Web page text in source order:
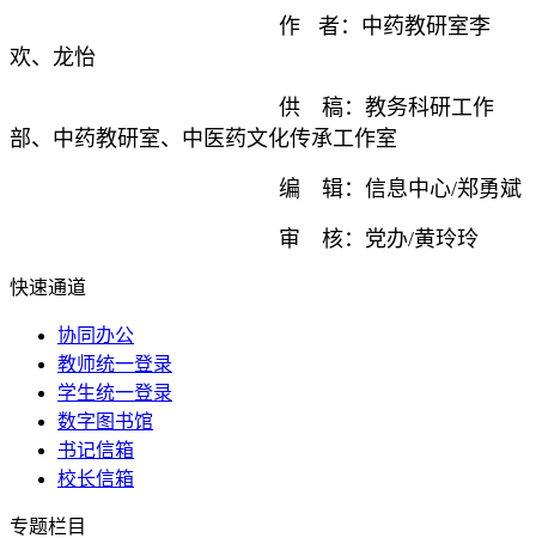
作 者：中药教研室李
欢、龙怡
供 稿：教务科研工作
部、中药教研室、中医药文化传承工作室
编 辑：信息中心/郑勇斌
审 核：党办/黄玲玲
快速通道
协同办公
教师统一登录
学生统一登录
数字图书馆
书记信箱
校长信箱
专题栏目